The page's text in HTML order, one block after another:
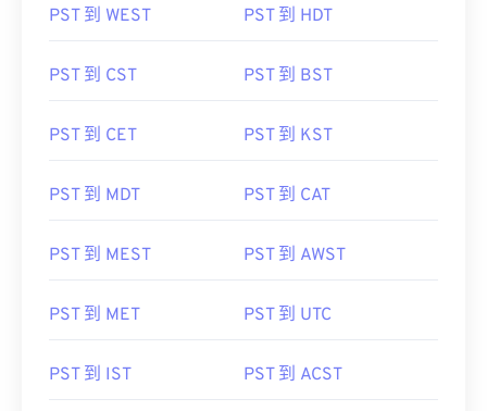
PST 到 WEST PST 到 HDT
PST 到 CST PST 到 BST
PST 到 CET PST 到 KST
PST 到 MDT PST 到 CAT
PST 到 MEST PST 到 AWST
PST 到 MET PST 到 UTC
PST 到 IST PST 到 ACST